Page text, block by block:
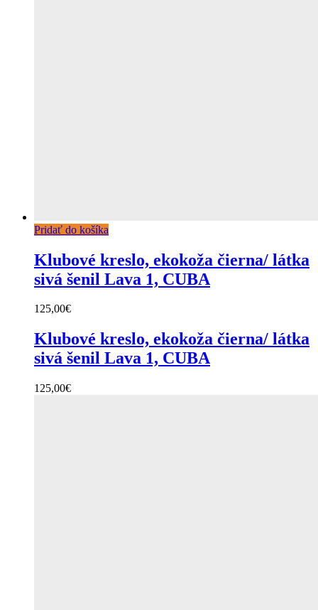
Pridať do košíka
Klubové kreslo, ekokoža čierna/ látka
sivá šenil Lava 1, CUBA
125,00€
Klubové kreslo, ekokoža čierna/ látka
sivá šenil Lava 1, CUBA
125,00€